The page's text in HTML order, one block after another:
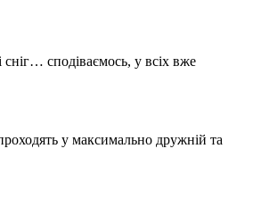
сподіваємось, у всіх вже
у максимально дружній та